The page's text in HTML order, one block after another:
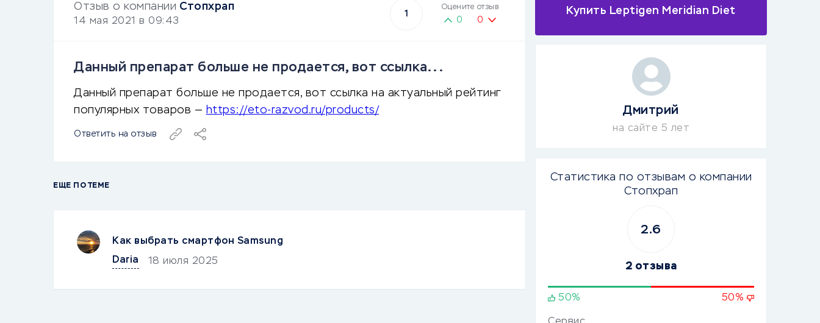
Отзыв о компании Стопхрап
14 мая 2021 в 09:43
1
Оцените отзыв
0 0
Данный препарат больше не продается, вот ссылка...
Данный препарат больше не продается, вот ссылка на актуальный рейтинг
популярных товаров — https://eto-razvod.ru/products/
Ответить на отзыв
ЕЩЕ ПО ТЕМЕ
Как выбрать смартфон Samsung
Daria
18 июля 2025
Купить Leptigen Meridian Diet
Дмитрий
на сайте 5 лет
Статистика по отзывам о компании
Стопхрап
2.6
2 отзыва
50% 50%